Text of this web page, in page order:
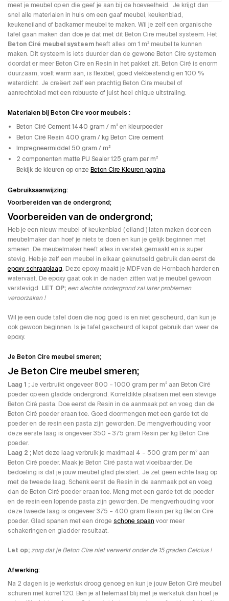
meet je meubel op en die geef je aan bij de hoeveelheid. Je krijgt dan
snel alle materialen in huis om een gaaf meubel, keukenblad,
keukeneiland of badkamer meubel te maken. Wil je zelf een organische
tafel gaan maken dan doe je dat met dit Beton Cire meubel systeem. Het
Beton Ciré meubel systeem heeft alles om 1 m² meubel te kunnen
maken. Dit systeem is iets duurder dan de gewone Beton Cire systemen
doordat er meer Beton Cire en Resin in het pakket zit. Beton Ciré is enorm
duurzaam, voelt warm aan, is flexibel, goed vlekbestendig en 100 %
waterdicht. Je creëert zelf een prachtig Beton Cire meubel of
aanrechtblad met een robuuste of juist heel chique uitstraling.
Materialen bij Beton Cire voor meubels :
Beton Ciré Cement 1440 gram / m² en kleurpoeder
Beton Ciré Resin 400 gram / kg Beton Cire cement
Impregneermiddel 50 gram / m²
2 componenten matte PU Sealer 125 gram per m²
Bekijk de kleuren op onze Beton Cire Kleuren pagina.
Gebruiksaanwijzing:
Voorbereiden van de ondergrond;
Voorbereiden van de ondergrond;
Heb je een nieuw meubel of keukenblad ( eiland ) laten maken door een
meubelmaker dan hoef je niets te doen en kun je gelijk beginnen met
smeren. De meubelmaker heeft alles in verstek gemaakt en is super
stevig. Heb je zelf een meubel in elkaar geknutseld gebruik dan eerst de
epoxy schraaplaag. Deze epoxy maakt je MDF van de Hornbach harder en
watervast. De epoxy gaat ook in de naden zitten wat je meubel gewoon
verstevigd. LET OP; een slechte ondergrond zal later problemen
veroorzaken !
Wil je een oude tafel doen die nog goed is en niet gescheurd, dan kun je
ook gewoon beginnen. Is je tafel gescheurd of kapot gebruik dan weer de
epoxy.
Je Beton Cire meubel smeren;
Je Beton Cire meubel smeren;
Laag 1 ; Je verbruikt ongeveer 800 – 1000 gram per m² aan Beton Ciré
poeder op een gladde ondergrond. Korreldikte plaatsen met een stevige
Beton Ciré pasta. Doe eerst de Resin in de aanmaak pot en voeg dan de
Beton Ciré poeder eraan toe. Goed doormengen met een garde tot de
poeder en de resin een pasta zijn geworden. De mengverhouding voor
deze eerste laag is ongeveer 350 – 375 gram Resin per kg Beton Ciré
poeder.
Laag 2 ; Met deze laag verbruik je maximaal 4 – 500 gram per m² aan
Beton Ciré poeder. Maak je Beton Ciré pasta wat vloeibaarder. De
bedoeling is dat je jouw meubel glad pleistert. Je zet geen echte laag op
met de tweede laag. Schenk eerst de Resin in de aanmaak pot en voeg
dan de Beton Ciré poeder eraan toe. Meng met een garde tot de poeder
en de resin een lopende pasta zijn geworden. De mengverhouding voor
deze tweede laag is ongeveer 375 – 400 gram Resin per kg Beton Ciré
poeder. Glad spanen met een droge schone spaan voor meer
schakeringen en gladder resultaat.
Let op;zorg dat je Beton Cire niet verwerkt onder de 15 graden Celcius !
Afwerking:
Na 2 dagen is je werkstuk droog genoeg en kun je jouw Beton Ciré meubel
schuren met korrel 120. Ben je al helemaal blij met je werkstuk dan hoef je